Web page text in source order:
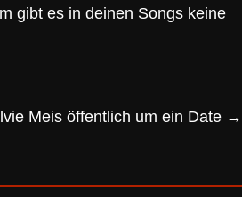
gibt es in deinen Songs keine
Meis öffentlich um ein Date →